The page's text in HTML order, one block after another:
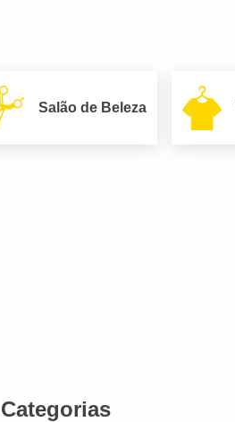
Salão de Beleza
Categorias